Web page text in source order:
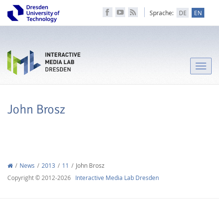
Sprache: DE EN
Toggle
John Brosz
News 2013 11
John Brosz
Copyright © 2012-2026 Interactive Media Lab Dresden